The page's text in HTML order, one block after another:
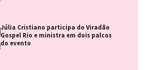
Júlia Cristiano participa do Viradão
Gospel Rio e ministra em dois palcos
do evento